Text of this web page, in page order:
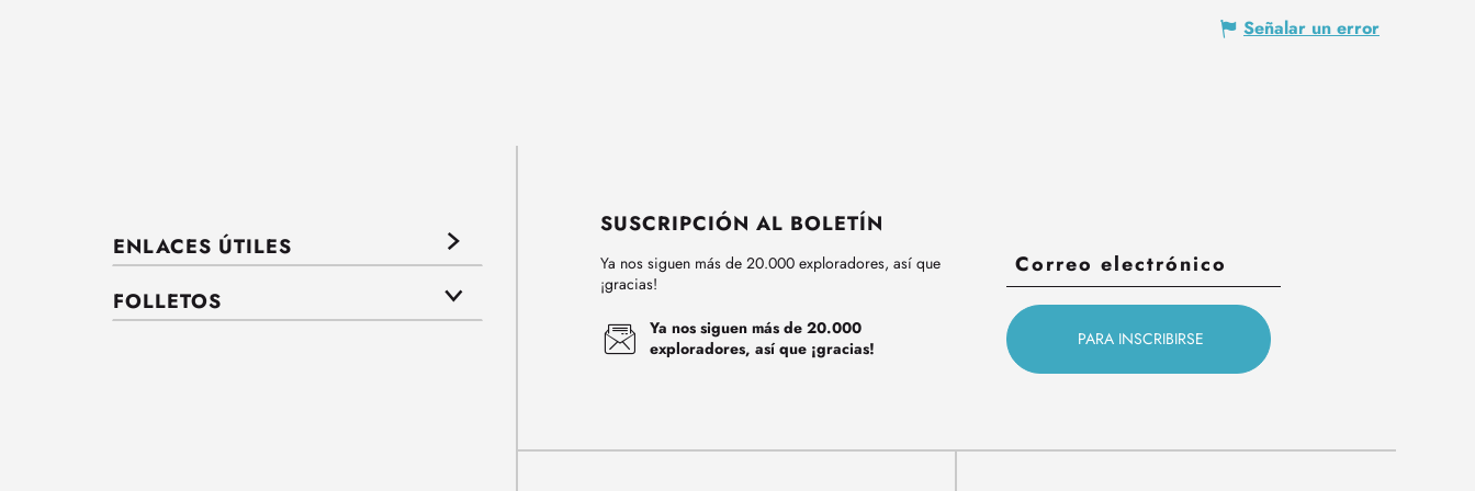
Señalar un error
ENLACES ÚTILES
FOLLETOS
SUSCRIPCIÓN AL BOLETÍN
Ya nos siguen más de 20.000 exploradores, así que
¡gracias!
Ya nos siguen más de 20.000
exploradores, así que ¡gracias!